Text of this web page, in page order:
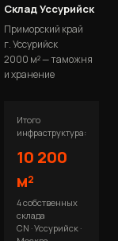
Склад Уссурийск
Приморский край
г. Уссурийск
2000 м² — таможня
и хранение
Итого
инфраструктура:
10 200
м²
4 собственных
склада
CN · Уссурийск ·